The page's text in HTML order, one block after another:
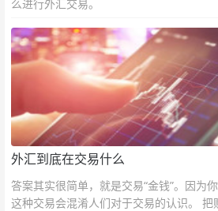
么进行外汇交易。
外汇到底在交易什么
答案其实很简单，就是交易“金钱”。因为
这种交易会混淆人们对于交易的认识。